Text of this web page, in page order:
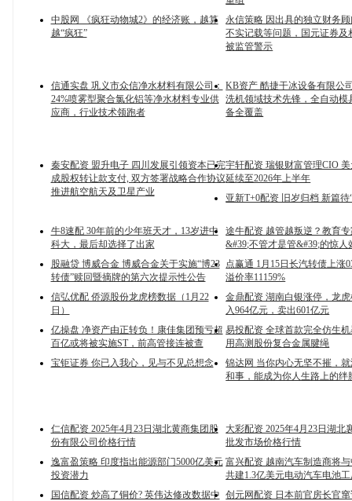
中股网 《疯狂动物城2》的经济账，越算
越“疯狂”
永信策略 因出具的独立财务
不实记载等问题，国元证券及
被监管警示
信通实盘 巩义市众信净水材料有限公司：
24%喷雾型聚合氯化铝等净水材料专业供
应商，行业技术领跑者
KB资产 酷捷干冰设备有限公
洗机领域技术先锋，全自动模
备全覆盖
秦安配资 盟升电子 四川发展引领资本已完
成股权转让款支付, 双方签署战略合作协议
推进航空航天及卫星产业
宇轩配资 瑞银财富管理CIO
延续至2026年上半年
亚新T+0配资 旧岁归档 新篇待
牛8速配 30年前的少年班天才，13岁进中
科大，最后却选择了出家
途牛配资 越管越叛逆？教育
&#39;不管才是管&#39;的惊人
股融贷 博威合金 博威合金关于实施“博23
转债”赎回暨摘牌的第六次提示性公告
点赢通 1月15日长汽转债上涨
溢价率11159%
信弘优配 侨源股份龙虎榜数据（1月22
日）
金鼎配资 湖南白银涨停，龙
入964亿元，卖出601亿元
亿操盘 净资产由正转负！康佳集团预亏超
百亿或将被实施ST，前高管接连被查
易投配资 全球首款完全仿生
用高测股份复合金属腱绳
宝钜证券 你已入我心，见与不见总想念
锦达网 当你内心无坚不摧，
和事，能成为你人生路上的绊
仁信配资 2025年4月23日湖北黄商集团股
份有限公司价格行情
大彩配资 2025年4月23日湖北
批发市场价格行情
逸富盈策略 印度指出能源部门5000亿美元
投资潜力
富兴配资 越南汽车制造商将
共建1.3亿美元电动汽车电池
国信配资 炒高了铜价? 英伟达修改数据中 创元网配资 日本前官房长官